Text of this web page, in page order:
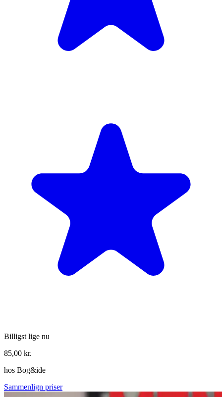
Billigst lige nu
85,00 kr.
hos Bog&ide
Sammenlign priser